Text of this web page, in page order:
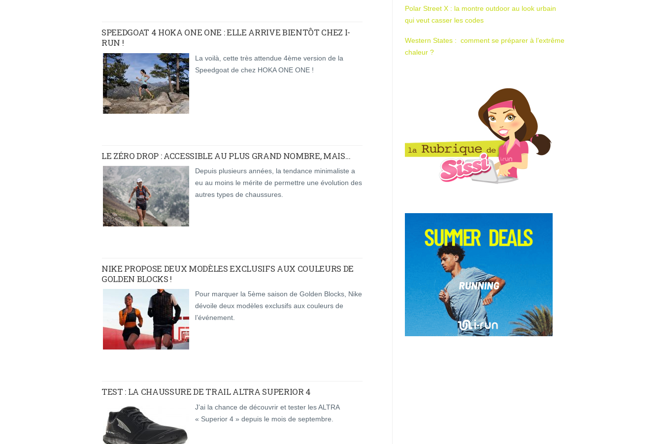
SPEEDGOAT 4 HOKA ONE ONE : ELLE ARRIVE BIENTÔT CHEZ I-
RUN !
La voilà, cette très attendue 4ème version de la
Speedgoat de chez HOKA ONE ONE !
LE ZÉRO DROP : ACCESSIBLE AU PLUS GRAND NOMBRE, MAIS…
Depuis plusieurs années, la tendance minimaliste a
eu au moins le mérite de permettre une évolution des
autres types de chaussures.
NIKE PROPOSE DEUX MODÈLES EXCLUSIFS AUX COULEURS DE
GOLDEN BLOCKS !
Pour marquer la 5ème saison de Golden Blocks, Nike
dévoile deux modèles exclusifs aux couleurs de
l’événement.
TEST : LA CHAUSSURE DE TRAIL ALTRA SUPERIOR 4
J’ai la chance de découvrir et tester les ALTRA
« Superior 4 » depuis le mois de septembre.
Polar Street X : la montre outdoor au look urbain
qui veut casser les codes
Western States : comment se préparer à l’extrême
chaleur ?